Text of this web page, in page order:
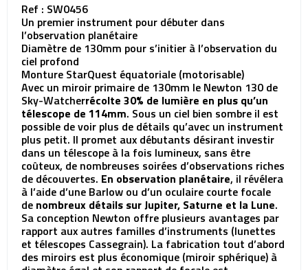
Ref : SW0456
Un premier instrument pour débuter dans
l’observation planétaire
Diamètre de 130mm pour s’initier à l’observation du
ciel profond
Monture StarQuest équatoriale (motorisable)
Avec un miroir primaire de 130mm le Newton 130 de
Sky-Watcherrécolte 30% de lumière en plus qu’un
télescope de 114mm. Sous un ciel bien sombre il est
possible de voir plus de détails qu’avec un instrument
plus petit. Il promet aux débutants désirant investir
dans un télescope à la fois lumineux, sans être
coûteux, de nombreuses soirées d’observations riches
de découvertes. En observation planétaire, il révélera
à l’aide d’une Barlow ou d’un oculaire courte focale
de nombreux détails sur Jupiter, Saturne et la Lune.
Sa conception Newton offre plusieurs avantages par
rapport aux autres familles d’instruments (lunettes
et télescopes Cassegrain). La fabrication tout d’abord
des miroirs est plus économique (miroir sphérique) à